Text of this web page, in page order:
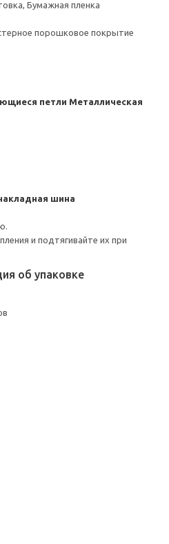
Бумажная пленка
порошковое покрытие
петли Металлическая
шина
и подтягивайте их при
об упаковке